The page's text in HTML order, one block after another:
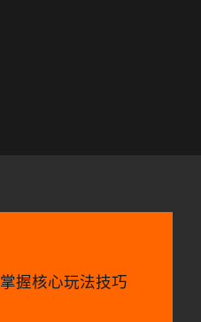
掌握核心玩法技巧